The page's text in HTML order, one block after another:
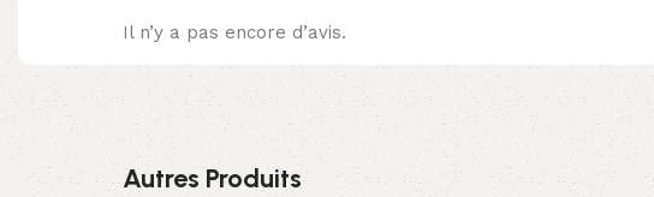
Il n’y a pas encore d’avis.
Autres Produits